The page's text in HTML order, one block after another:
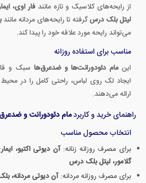
از رایحه‌های کلاسیک و تازه مانندفار اوی،
لیتل بلک درسگرفته تا رایحه‌های مردانه مانند
می‌تواند رایحه مورد علاقه خود را پیدا کند.
مناسب برای استفاده روزانه
این مام دئودورانت‌ها و ضدعرق‌ها سبک و
ایجاد لک روی لباس، راحتی کامل را در محیط
ارائه می‌دهند.
راهنمای خرید و کاربردمام دئودورانت و
انتخاب محصول مناسب
برای مصرف روزانه زنانه:آن دیوتی اکتیو،
گلامور، لیتل بلک درس
برای مصرف روزانه مردانه: آن دیوتی مردانه،